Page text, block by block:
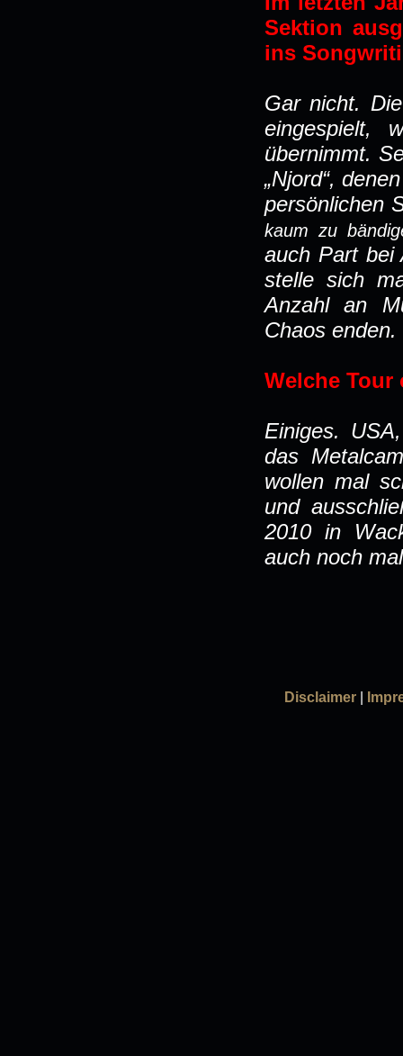
Sektion
ins
Gar nicht.
eingespielt,
übernimmt.
„Njord“,
persönlichen
kaum zu
auch Part bei
stelle sich
Anzahl an
Chaos enden.
Welche Tour
Einiges.
das
wollen mal
und
2010 in
auch noch
Disclaimer|